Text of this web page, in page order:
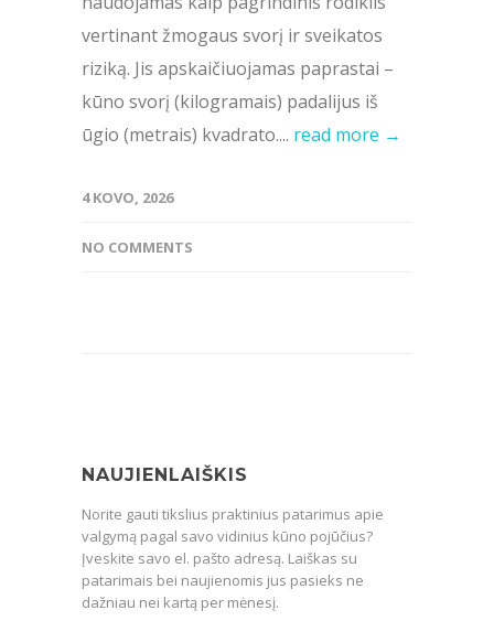
vertinant žmogaus svorį ir sveikatos
riziką. Jis apskaičiuojamas paprastai –
kūno svorį (kilogramais) padalijus iš
ūgio (metrais) kvadrato.... read more →
4 KOVO, 2026
NO COMMENTS
NAUJIENLAIŠKIS
Norite gauti tikslius praktinius patarimus apie
valgymą pagal savo vidinius kūno pojūčius?
Įveskite savo el. pašto adresą. Laiškas su
patarimais bei naujienomis jus pasieks ne
dažniau nei kartą per mėnesį.